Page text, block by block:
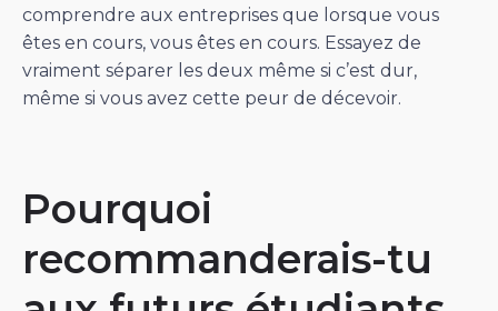
comprendre aux entreprises que lorsque vous
êtes en cours, vous êtes en cours. Essayez de
vraiment séparer les deux même si c’est dur,
même si vous avez cette peur de décevoir.
Pourquoi
recommanderais-tu